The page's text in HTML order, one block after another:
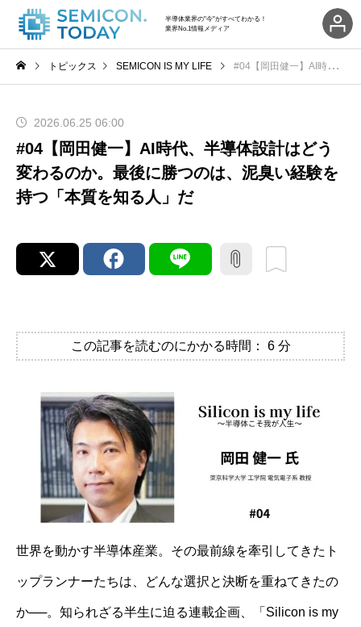
半導体業界の"今"がすべてわかる！
業界No.1情報メディア
トピックス SEMICON IS MY LIFE #04【岡田健一】AI時代、半導体設計はどう変わるのか。最後に勝つのは、泥臭い経験を持つ「本質を知る人」だ
2026.06.25 06:00
#04【岡田健一】AI時代、半導体設計はどう
変わるのか。最後に勝つのは、泥臭い経験を
持つ「本質を知る人」だ
この記事を読むのにかかる時間： 6 分
世界を動かす半導体産業。その最前線を牽引してきたト
ップランナーたちは、どんな選択と決断を重ねてきたの
か──。知られざる半生に迫る連載企画、「Silicon is my